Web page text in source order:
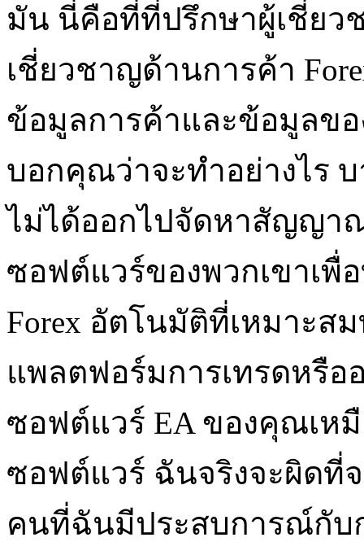
มัน นี่คือที่ที่ปรึกษาผู้เชี่ยว
เชี่ยวชาญด้านการค้า
ข้อมูลการค้าและข้อมูลข
บอกคุณว่าจะทำอย่างไร
ไม่ได้ออกไปจัดหาสัญญา
ซอฟต์แวร์ของพวกเขาเ
Forex อัตโนมัติที่เหมาะส
แพลตฟอร์มการเทรดหรื
ซอฟต์แวร์ EA ของคุณเห
ซอฟต์แวร์ ฉันจริงจะผิดที่
คนที่ฉันมีประสบการณ์กับ